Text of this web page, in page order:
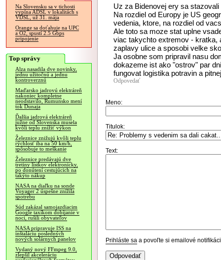
Na Slovensku sa v tichosti
vypína ADSL v lokalitách s
VDSL, už 31. mája
Orange sa doťahuje na UPC
a O2, spustí 2.5 Gbps
pripojenie
Top správy
Alza nasadila dve novinky,
jednu užitočnú a jednu
kontroverznú
Maďarsko jadrovú elektráreň
nakoniec kompletne
neodstavilo, Rumunsko mení
tok Dunaja
Ďalšia jadrová elektráreň
južne od Slovenska musela
kvôli teplu znížiť výkon
Železnice znižujú kvôli teplu
rýchlosť iba na 50 km/h,
spôsobuje to meškanie
Železnice predávajú dve
tretiny lístkov elektronicky,
po donútení cestujúcich na
takýto nákup
NASA na diaľku na sonde
Voyager 2 úspešne znížila
spotrebu
Súd zakázal samojazdiacim
Google taxíkom dobíjanie v
noci, rušili obyvateľov
NASA pripravuje ISS na
inštaláciu posledných
nových solárnych panelov
Vydaný nový FFmpeg 9.0,
zlepšil akceleráciu
Uz za Bidenovej ery sa
Na rozdiel od Europy je US
vedenia, ktore, na rozdiel od
Ale toto sa moze stat uplne
viac takychto extremov - kratka,
zaplavy ulice a sposobi velke
Ja osobne som pripravil nasu
dokazeme ist ako "ostrov" par
fungovat logistika potravin a
Odpovedať
Meno:
Titulok:
Text:
Prihláste sa a povoľte si emailové